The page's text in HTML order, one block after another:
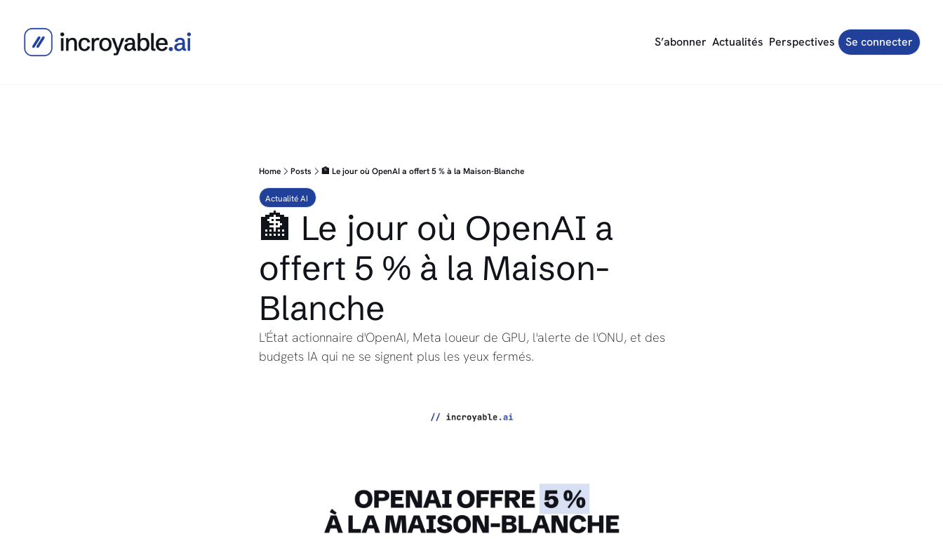
S’abonner Actualités Perspectives Se connecter
Home Posts 🏦 Le jour où OpenAI a offert 5 % à la Maison-Blanche
Actualité AI
🏦 Le jour où OpenAI a
offert 5 % à la Maison-
Blanche
L'État actionnaire d'OpenAI, Meta loueur de GPU, l'alerte de l'ONU, et des
budgets IA qui ne se signent plus les yeux fermés.